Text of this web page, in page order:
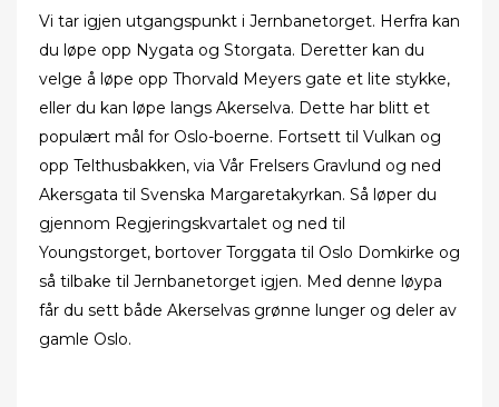
Vi tar igjen utgangspunkt i Jernbanetorget. Herfra kan
du løpe opp Nygata og Storgata. Deretter kan du
velge å løpe opp Thorvald Meyers gate et lite stykke,
eller du kan løpe langs Akerselva. Dette har blitt et
populært mål for Oslo-boerne. Fortsett til Vulkan og
opp Telthusbakken, via Vår Frelsers Gravlund og ned
Akersgata til Svenska Margaretakyrkan. Så løper du
gjennom Regjeringskvartalet og ned til
Youngstorget, bortover Torggata til Oslo Domkirke og
så tilbake til Jernbanetorget igjen. Med denne løypa
får du sett både Akerselvas grønne lunger og deler av
gamle Oslo.